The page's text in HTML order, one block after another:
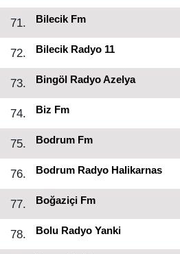
71. Bilecik Fm
72. Bilecik Radyo 11
73. Bingöl Radyo Azelya
74. Biz Fm
75. Bodrum Fm
76. Bodrum Radyo Halikarnas
77. Boğaziçi Fm
78. Bolu Radyo Yanki